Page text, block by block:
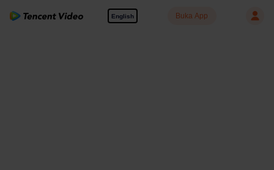
English Buka App